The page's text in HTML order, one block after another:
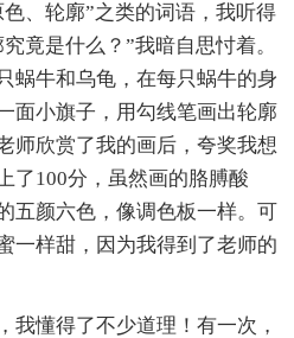
、轮廓”之类的词语，我听得
竟是什么？”我暗自思忖着。
蜗牛和乌龟，在每只蜗牛的身
面小旗子，用勾线笔画出轮廓
师欣赏了我的画后，夸奖我想
了100分，虽然画的胳膊酸
五颜六色，像调色板一样。可
一样甜，因为我得到了老师的
我懂得了不少道理！有一次，